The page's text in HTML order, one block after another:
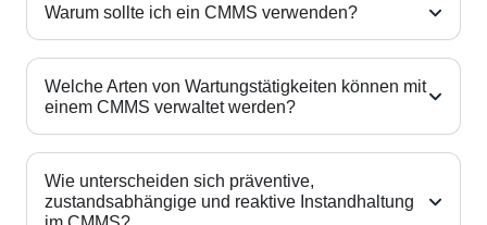
Warum sollte ich ein CMMS verwenden?
Welche Arten von Wartungstätigkeiten können mit
einem CMMS verwaltet werden?
Wie unterscheiden sich präventive,
zustandsabhängige und reaktive Instandhaltung